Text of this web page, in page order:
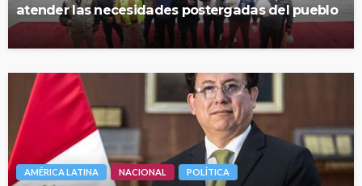
atender las necesidades postergadas del pueblo
AMÉRICA LATINA NACIONAL POLÍTICA